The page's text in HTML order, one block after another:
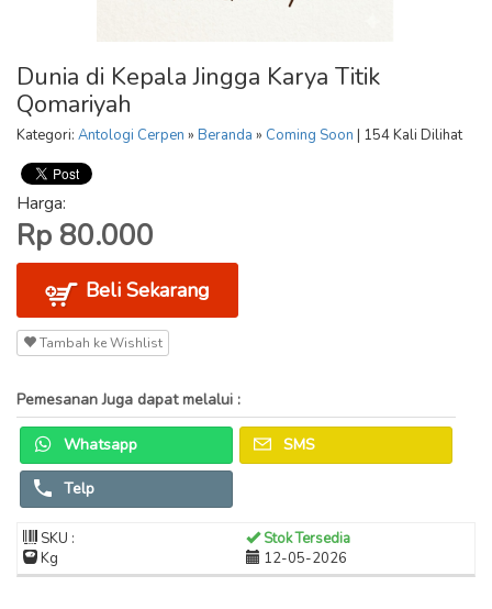
Dunia di Kepala Jingga Karya Titik
Qomariyah
Kategori: Antologi Cerpen » Beranda » Coming Soon | 154 Kali Dilihat
Harga:
Rp 80.000
Beli Sekarang
Tambah ke Wishlist
Pemesanan Juga dapat melalui :
Whatsapp SMS
Telp
SKU :
Stok Tersedia
Kg
12-05-2026